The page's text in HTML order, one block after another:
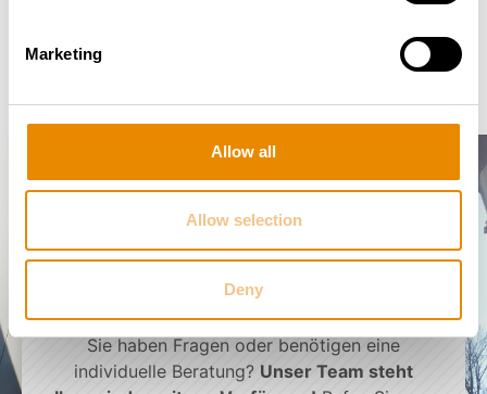
Marketing
Allow all
Allow selection
Deny
KONTAKTIEREN SIE UNS –
WIR HELFEN IHNEN GERNE
WEITER!
Sie haben Fragen oder benötigen eine
individuelle Beratung? Unser Team steht